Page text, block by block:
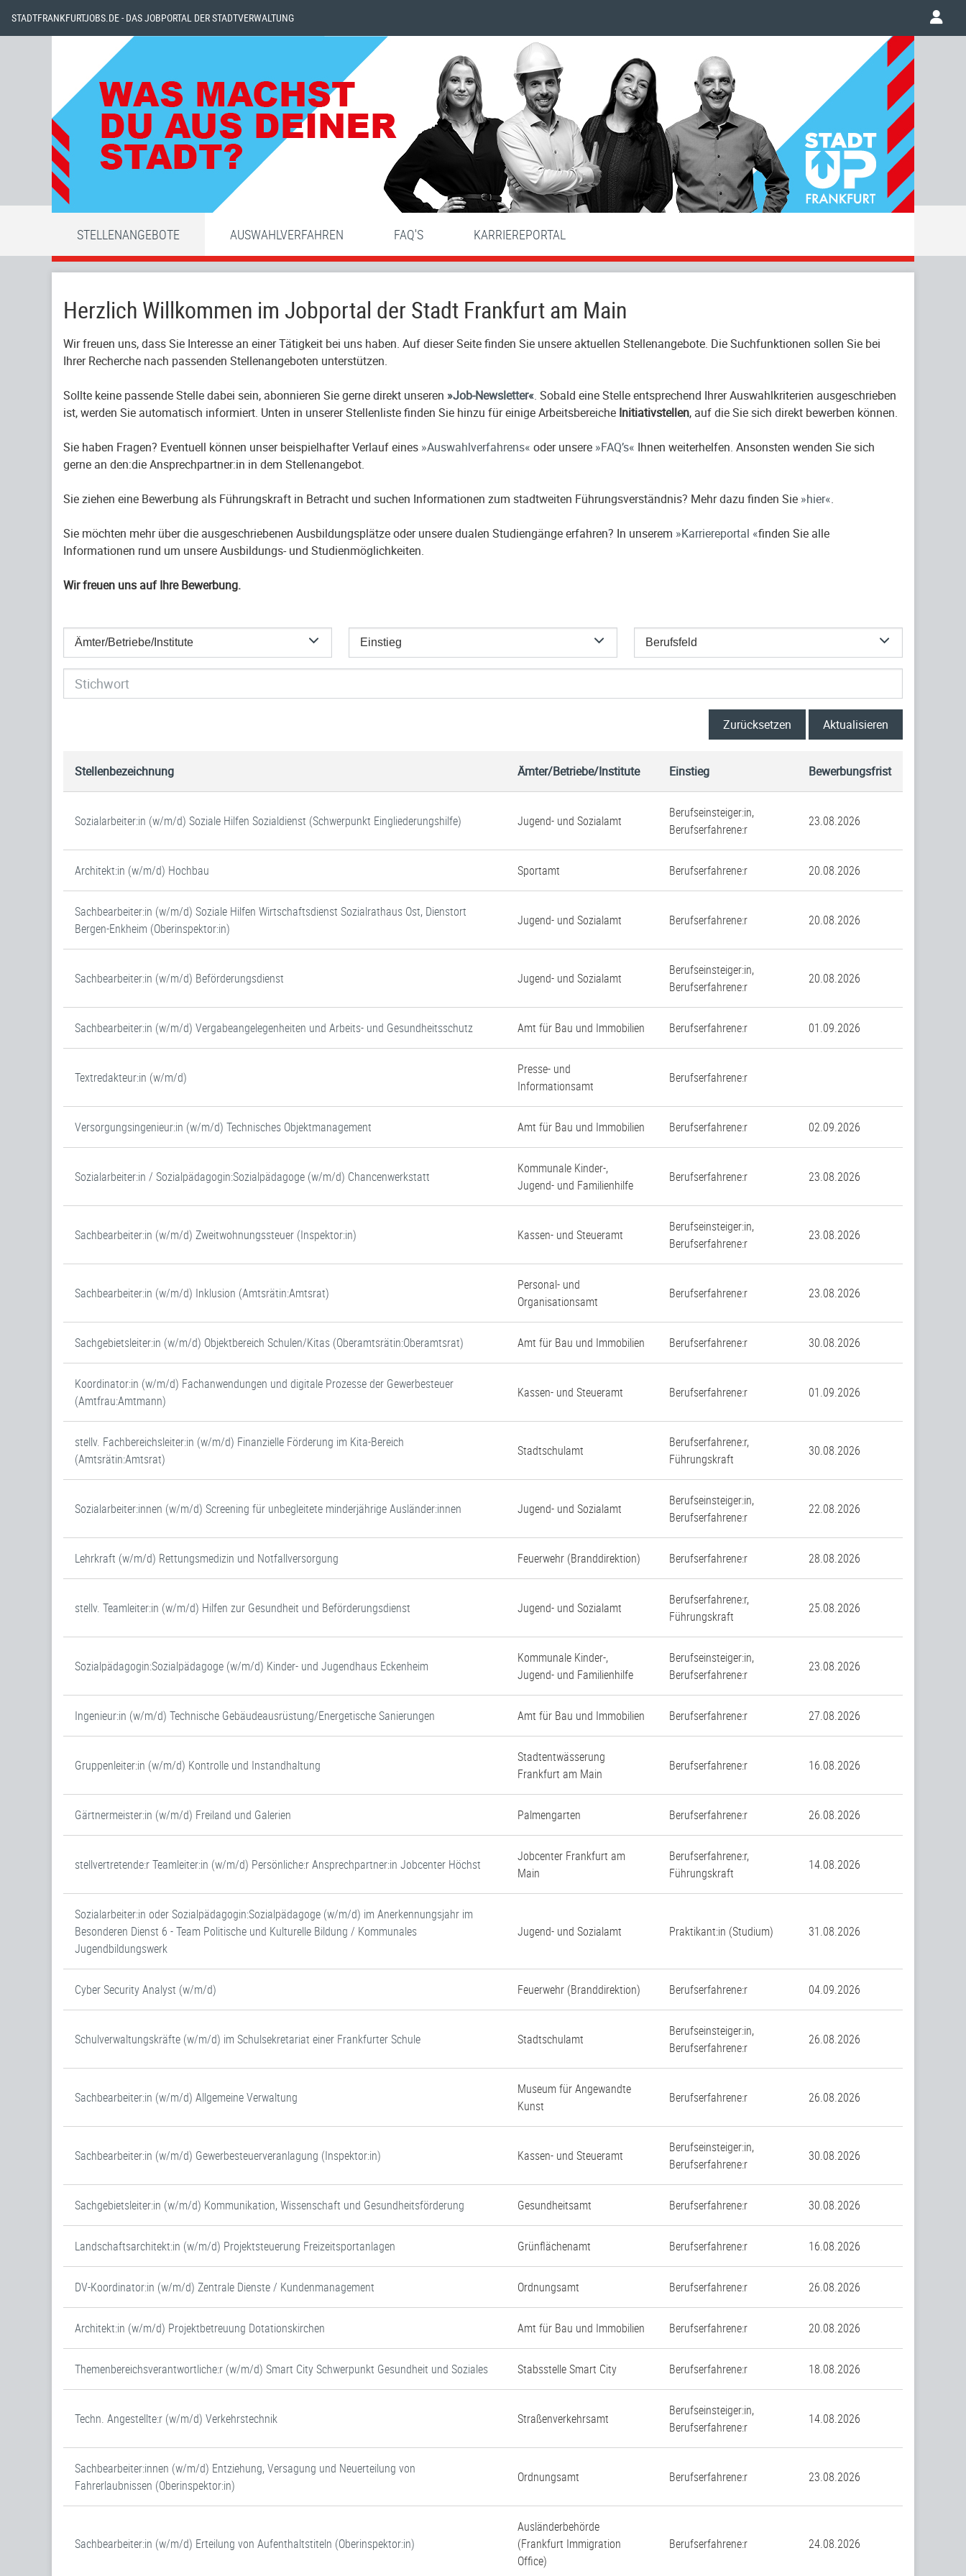
STADTFRANKFURTJOBS.DE - DAS JOBPORTAL DER STADTVERWALTUNG
STELLENANGEBOTE AUSWAHLVERFAHREN FAQ'S KARRIEREPORTAL
Herzlich Willkommen im Jobportal der Stadt Frankfurt am Main
Wir freuen uns, dass Sie Interesse an einer Tätigkeit bei uns haben. Auf dieser Seite finden Sie unsere aktuellen Stellenangebote. Die Suchfunktionen sollen Sie bei
Ihrer Recherche nach passenden Stellenangeboten unterstützen.
Sollte keine passende Stelle dabei sein, abonnieren Sie gerne direkt unseren Job-Newsletter . Sobald eine Stelle entsprechend Ihrer Auswahlkriterien ausgeschrieben
ist, werden Sie automatisch informiert. Unten in unserer Stellenliste finden Sie hinzu für einige Arbeitsbereiche Initiativstellen, auf die Sie sich direkt bewerben können.
Sie haben Fragen? Eventuell können unser beispielhafter Verlauf eines Auswahlverfahrens oder unsere FAQ’s Ihnen weiterhelfen. Ansonsten wenden Sie sich
gerne an den:die Ansprechpartner:in in dem Stellenangebot.
Sie ziehen eine Bewerbung als Führungskraft in Betracht und suchen Informationen zum stadtweiten Führungsverständnis? Mehr dazu finden Sie hier .
Sie möchten mehr über die ausgeschriebenen Ausbildungsplätze oder unsere dualen Studiengänge erfahren? In unserem Karriereportal finden Sie alle
Informationen rund um unsere Ausbildungs- und Studienmöglichkeiten.
Wir freuen uns auf Ihre Bewerbung.
Ämter/Betriebe/Institute Einstieg Berufsfeld
Zurücksetzen Aktualisieren
Stellenbezeichnung Ämter/Betriebe/Institute Einstieg Bewerbungsfrist
Sozialarbeiter:in (w/m/d) Soziale Hilfen Sozialdienst (Schwerpunkt Eingliederungshilfe) Jugend- und Sozialamt
Berufseinsteiger:in,
Berufserfahrene:r
23.08.2026
Architekt:in (w/m/d) Hochbau Sportamt Berufserfahrene:r 20.08.2026
Sachbearbeiter:in (w/m/d) Soziale Hilfen Wirtschaftsdienst Sozialrathaus Ost, Dienstort
Bergen-Enkheim (Oberinspektor:in)
Jugend- und Sozialamt Berufserfahrene:r 20.08.2026
Sachbearbeiter:in (w/m/d) Beförderungsdienst Jugend- und Sozialamt
Berufseinsteiger:in,
Berufserfahrene:r
20.08.2026
Sachbearbeiter:in (w/m/d) Vergabeangelegenheiten und Arbeits- und Gesundheitsschutz Amt für Bau und Immobilien Berufserfahrene:r 01.09.2026
Textredakteur:in (w/m/d)
Presse- und
Informationsamt
Berufserfahrene:r
Versorgungsingenieur:in (w/m/d) Technisches Objektmanagement Amt für Bau und Immobilien Berufserfahrene:r 02.09.2026
Sozialarbeiter:in / Sozialpädagogin:Sozialpädagoge (w/m/d) Chancenwerkstatt
Kommunale Kinder-,
Jugend- und Familienhilfe
Berufserfahrene:r 23.08.2026
Sachbearbeiter:in (w/m/d) Zweitwohnungssteuer (Inspektor:in) Kassen- und Steueramt
Berufseinsteiger:in,
Berufserfahrene:r
23.08.2026
Sachbearbeiter:in (w/m/d) Inklusion (Amtsrätin:Amtsrat)
Personal- und
Organisationsamt
Berufserfahrene:r 23.08.2026
Sachgebietsleiter:in (w/m/d) Objektbereich Schulen/Kitas (Oberamtsrätin:Oberamtsrat) Amt für Bau und Immobilien Berufserfahrene:r 30.08.2026
Koordinator:in (w/m/d) Fachanwendungen und digitale Prozesse der Gewerbesteuer
(Amtfrau:Amtmann)
Kassen- und Steueramt Berufserfahrene:r 01.09.2026
stellv. Fachbereichsleiter:in (w/m/d) Finanzielle Förderung im Kita-Bereich
(Amtsrätin:Amtsrat)
Stadtschulamt
Berufserfahrene:r,
Führungskraft
30.08.2026
Sozialarbeiter:innen (w/m/d) Screening für unbegleitete minderjährige Ausländer:innen Jugend- und Sozialamt
Berufseinsteiger:in,
Berufserfahrene:r
22.08.2026
Lehrkraft (w/m/d) Rettungsmedizin und Notfallversorgung Feuerwehr (Branddirektion) Berufserfahrene:r 28.08.2026
stellv. Teamleiter:in (w/m/d) Hilfen zur Gesundheit und Beförderungsdienst Jugend- und Sozialamt
Berufserfahrene:r,
Führungskraft
25.08.2026
Sozialpädagogin:Sozialpädagoge (w/m/d) Kinder- und Jugendhaus Eckenheim
Kommunale Kinder-,
Jugend- und Familienhilfe
Berufseinsteiger:in,
Berufserfahrene:r
23.08.2026
Ingenieur:in (w/m/d) Technische Gebäudeausrüstung/Energetische Sanierungen Amt für Bau und Immobilien Berufserfahrene:r 27.08.2026
Gruppenleiter:in (w/m/d) Kontrolle und Instandhaltung
Stadtentwässerung
Frankfurt am Main
Berufserfahrene:r 16.08.2026
Gärtnermeister:in (w/m/d) Freiland und Galerien Palmengarten Berufserfahrene:r 26.08.2026
stellvertretende:r Teamleiter:in (w/m/d) Persönliche:r Ansprechpartner:in Jobcenter Höchst
Jobcenter Frankfurt am
Main
Berufserfahrene:r,
Führungskraft
14.08.2026
Sozialarbeiter:in oder Sozialpädagogin:Sozialpädagoge (w/m/d) im Anerkennungsjahr im
Besonderen Dienst 6 - Team Politische und Kulturelle Bildung / Kommunales
Jugendbildungswerk
Jugend- und Sozialamt Praktikant:in (Studium) 31.08.2026
Cyber Security Analyst (w/m/d) Feuerwehr (Branddirektion) Berufserfahrene:r 04.09.2026
Schulverwaltungskräfte (w/m/d) im Schulsekretariat einer Frankfurter Schule Stadtschulamt
Berufseinsteiger:in,
Berufserfahrene:r
26.08.2026
Sachbearbeiter:in (w/m/d) Allgemeine Verwaltung
Museum für Angewandte
Kunst
Berufserfahrene:r 26.08.2026
Sachbearbeiter:in (w/m/d) Gewerbesteuerveranlagung (Inspektor:in) Kassen- und Steueramt
Berufseinsteiger:in,
Berufserfahrene:r
30.08.2026
Sachgebietsleiter:in (w/m/d) Kommunikation, Wissenschaft und Gesundheitsförderung Gesundheitsamt Berufserfahrene:r 30.08.2026
Landschaftsarchitekt:in (w/m/d) Projektsteuerung Freizeitsportanlagen Grünflächenamt Berufserfahrene:r 16.08.2026
DV-Koordinator:in (w/m/d) Zentrale Dienste / Kundenmanagement Ordnungsamt Berufserfahrene:r 26.08.2026
Architekt:in (w/m/d) Projektbetreuung Dotationskirchen Amt für Bau und Immobilien Berufserfahrene:r 20.08.2026
Themenbereichsverantwortliche:r (w/m/d) Smart City Schwerpunkt Gesundheit und Soziales Stabsstelle Smart City Berufserfahrene:r 18.08.2026
Techn. Angestellte:r (w/m/d) Verkehrstechnik Straßenverkehrsamt
Berufseinsteiger:in,
Berufserfahrene:r
14.08.2026
Sachbearbeiter:innen (w/m/d) Entziehung, Versagung und Neuerteilung von
Fahrerlaubnissen (Oberinspektor:in)
Ordnungsamt Berufserfahrene:r 23.08.2026
Sachbearbeiter:in (w/m/d) Erteilung von Aufenthaltstiteln (Oberinspektor:in)
Ausländerbehörde
(Frankfurt Immigration
Office)
Berufserfahrene:r 24.08.2026